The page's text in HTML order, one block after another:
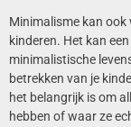
Minimalisme kan ook
kinderen. Het kan
minimalistische
betrekken van je
het belangrijk is om
hebben of waar ze